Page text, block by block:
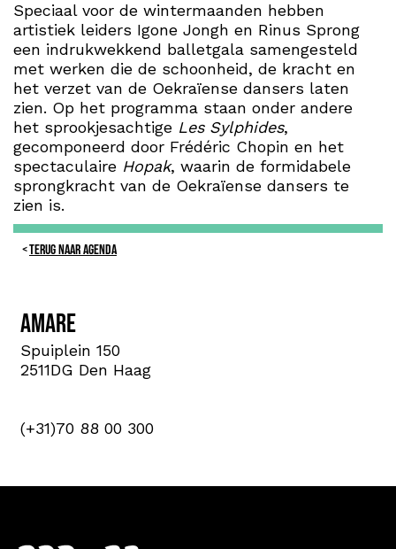
Speciaal voor de wintermaanden hebben
artistiek leiders Igone Jongh en Rinus Sprong
een indrukwekkend balletgala samengesteld
met werken die de schoonheid, de kracht en
het verzet van de Oekraïense dansers laten
zien. Op het programma staan onder andere
het sprookjesachtige Les Sylphides,
gecomponeerd door Frédéric Chopin en het
spectaculaire Hopak, waarin de formidabele
sprongkracht van de Oekraïense dansers te
zien is.
TERUG NAAR AGENDA
Amare
Spuiplein 150
2511DG Den Haag
(+31)70 88 00 300